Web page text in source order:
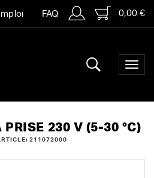
FAQ 0,00 €
PRISE 230 V (5-30 °C)
211072000